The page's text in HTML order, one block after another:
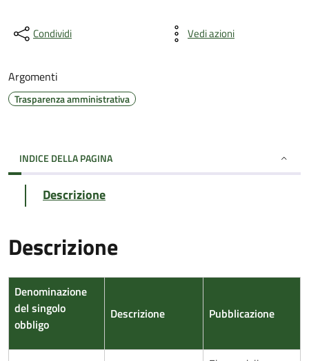
Condividi Vedi azioni
Argomenti
Trasparenza amministrativa
INDICE DELLA PAGINA
Descrizione
Descrizione
Denominazione
del singolo
obbligo
Descrizione Pubblicazione